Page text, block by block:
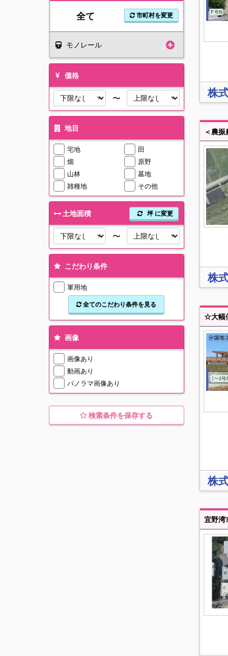
全て 市町村を変更
モノレール
価格
〜
地目
宅地
田
畑
原野
山林
墓地
雑種地
その他
土地面積 坪 に変更
〜
こだわり条件
軍用地
全てのこだわり条件を見る
画像
画像あり
動画あり
パノラマ画像あり
検索条件を保存する
株
＜農
株
株
宜野湾